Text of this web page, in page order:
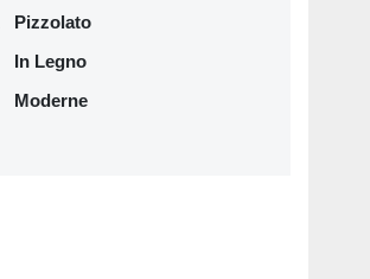
Pizzolato
In Legno
Moderne